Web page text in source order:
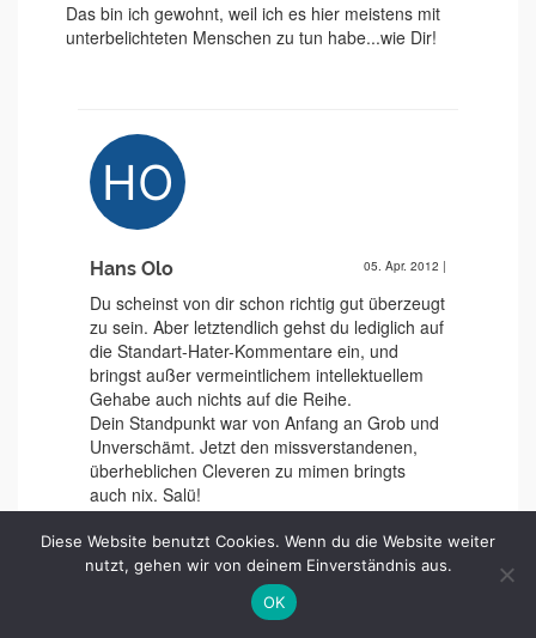
Das bin ich gewohnt, weil ich es hier meistens mit
unterbelichteten Menschen zu tun habe...wie Dir!
Hans Olo 05. Apr. 2012 |
Du scheinst von dir schon richtig gut überzeugt
zu sein. Aber letztendlich gehst du lediglich auf
die Standart-Hater-Kommentare ein, und
bringst außer vermeintlichem intellektuellem
Gehabe auch nichts auf die Reihe.
Dein Standpunkt war von Anfang an Grob und
Unverschämt. Jetzt den missverstandenen,
überheblichen Cleveren zu mimen bringts
auch nix. Salü!
Diese Website benutzt Cookies. Wenn du die Website weiter
nutzt, gehen wir von deinem Einverständnis aus.
OK